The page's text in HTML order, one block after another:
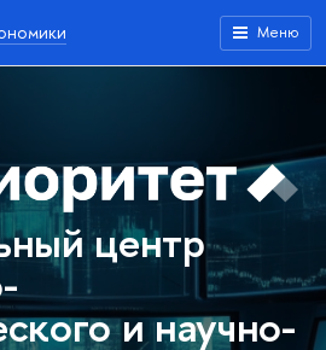
Меню
центр
и научно-